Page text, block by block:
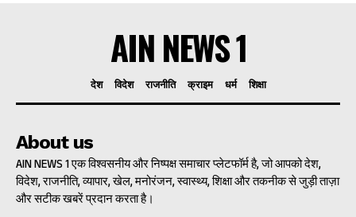
AIN NEWS 1
देश विदेश राजनीति क्राइम धर्म शिक्षा
About us
AIN NEWS 1 एक विश्वसनीय और निष्पक्ष समाचार प्लेटफॉर्म है, जो आपको देश,
विदेश, राजनीति, व्यापार, खेल, मनोरंजन, स्वास्थ्य, शिक्षा और तकनीक से जुड़ी ताज़ा
और सटीक खबरें प्रदान करता है।